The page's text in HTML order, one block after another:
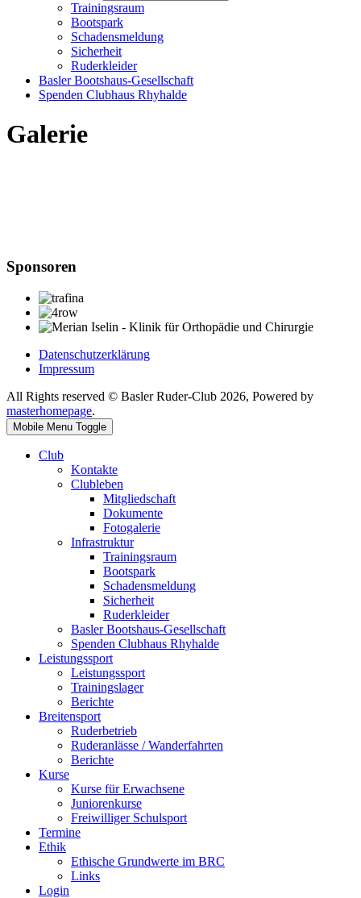
Trainingsraum
Bootspark
Schadensmeldung
Sicherheit
Ruderkleider
Basler Bootshaus-Gesellschaft
Spenden Clubhaus Rhyhalde
Galerie
Sponsoren
Datenschutzerklärung
Impressum
All Rights reserved © Basler Ruder-Club 2026, Powered by
masterhomepage.
Mobile Menu Toggle
Club
Kontakte
Clubleben
Mitgliedschaft
Dokumente
Fotogalerie
Infrastruktur
Trainingsraum
Bootspark
Schadensmeldung
Sicherheit
Ruderkleider
Basler Bootshaus-Gesellschaft
Spenden Clubhaus Rhyhalde
Leistungssport
Leistungssport
Trainingslager
Berichte
Breitensport
Ruderbetrieb
Ruderanlässe / Wanderfahrten
Berichte
Kurse
Kurse für Erwachsene
Juniorenkurse
Freiwilliger Schulsport
Termine
Ethik
Ethische Grundwerte im BRC
Links
Login